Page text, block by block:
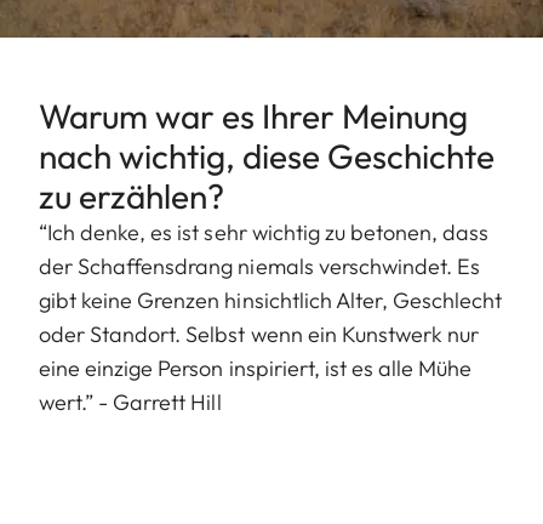
Warum war es Ihrer Meinung
nach wichtig, diese Geschichte
zu erzählen?
“Ich denke, es ist sehr wichtig zu betonen, dass
der Schaffensdrang niemals verschwindet. Es
gibt keine Grenzen hinsichtlich Alter, Geschlecht
oder Standort. Selbst wenn ein Kunstwerk nur
eine einzige Person inspiriert, ist es alle Mühe
wert.” - Garrett Hill